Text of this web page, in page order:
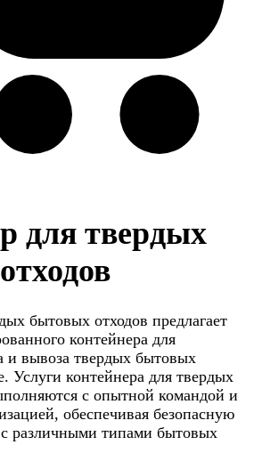
для твердых
бытовых отходов предлагает
контейнера для
и вывоза твердых бытовых
Услуги контейнера для твердых
с опытной командой и
обеспечивая безопасную
различными типами бытовых